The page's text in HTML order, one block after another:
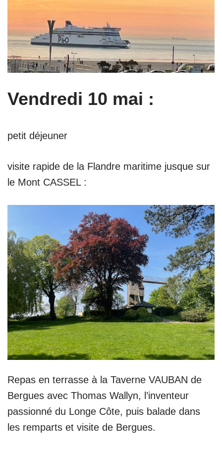
Vendredi 10 mai :
petit déjeuner
visite rapide de la Flandre maritime jusque sur
le Mont CASSEL :
Repas en terrasse à la Taverne VAUBAN de
Bergues avec Thomas Wallyn, l’inventeur
passionné du Longe Côte, puis balade dans
les remparts et visite de Bergues.